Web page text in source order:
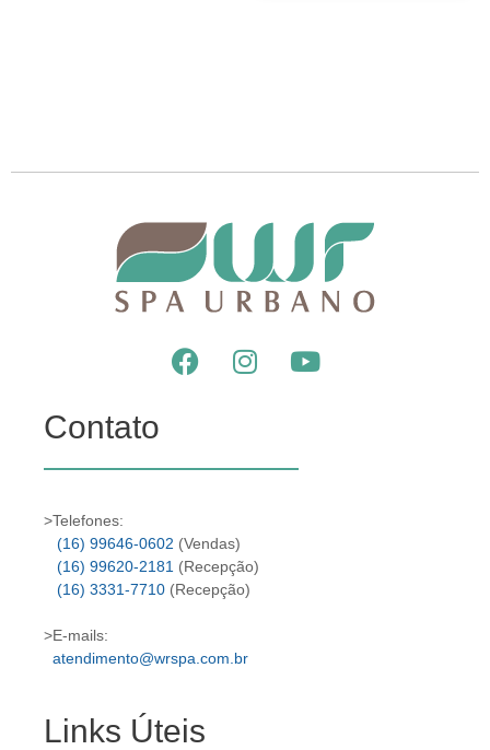
Contato
>Telefones:
(16) 99646-0602 (Vendas)
(16) 99620-2181 (Recepção)
(16) 3331-7710 (Recepção)
>E-mails:
atendimento@wrspa.com.br
Links Úteis